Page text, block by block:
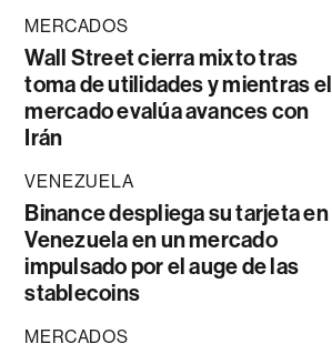
MERCADOS
Wall Street cierra mixto tras
toma de utilidades y mientras el
mercado evalúa avances con
Irán
VENEZUELA
Binance despliega su tarjeta en
Venezuela en un mercado
impulsado por el auge de las
stablecoins
MERCADOS